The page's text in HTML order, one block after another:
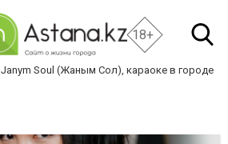
18+
Janym Soul (Жаным Сол), караоке в городе